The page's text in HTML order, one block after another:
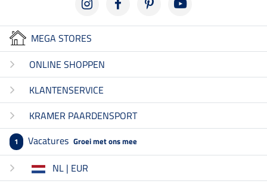
MEGA STORES
ONLINE SHOPPEN
KLANTENSERVICE
KRAMER PAARDENSPORT
1 Vacatures Groei met ons mee
NL | EUR